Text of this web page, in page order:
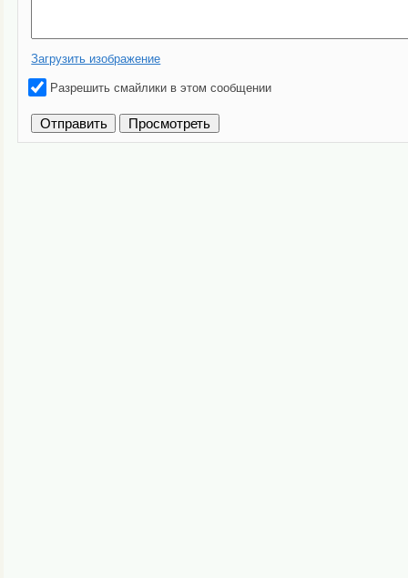
Загрузить изображение
Разрешить смайлики в этом сообщении